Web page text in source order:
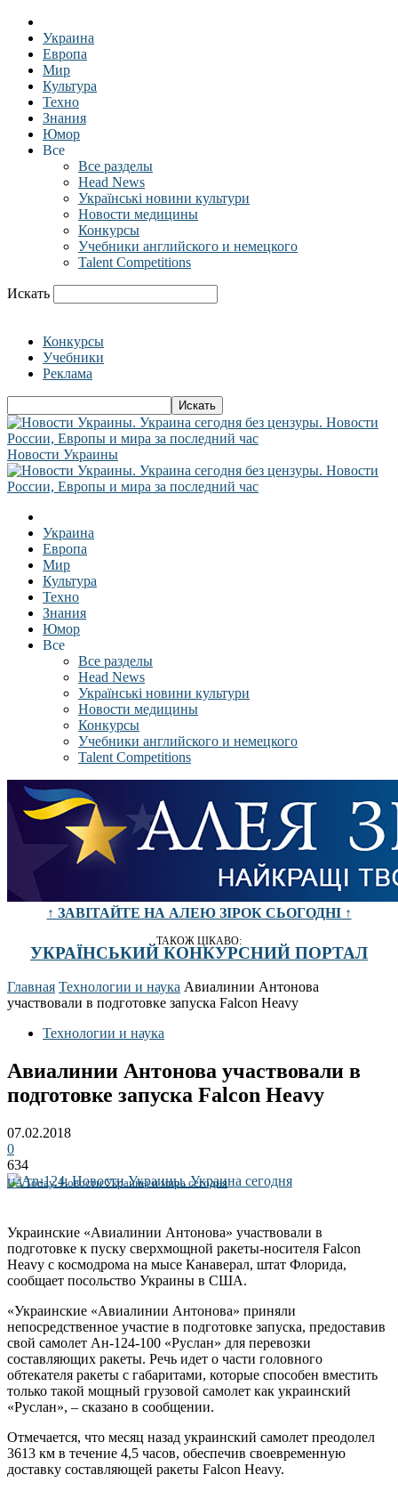
Украина
Европа
Мир
Культура
Техно
Знания
Юмор
Все
Все разделы
Head News
Українські новини культури
Новости медицины
Конкурсы
Учебники английского и немецкого
Talent Competitions
Искать
Конкурсы
Учебники
Реклама
Новости Украины
Украина
Европа
Мир
Культура
Техно
Знания
Юмор
Все
Все разделы
Head News
Українські новини культури
Новости медицины
Конкурсы
Учебники английского и немецкого
Talent Competitions
↑ ЗАВІТАЙТЕ НА АЛЕЮ ЗІРОК СЬОГОДНІ ↑
ТАКОЖ ЦІКАВО:
УКРАЇНСЬКИЙ КОНКУРСНИЙ ПОРТАЛ
Главная Технологии и наука Авиалинии Антонова
участвовали в подготовке запуска Falcon Heavy
Технологии и наука
Авиалинии Антонова участвовали в
подготовке запуска Falcon Heavy
07.02.2018
0
634
UA Today. Новости Украины и мира сегодня
Украинские «Авиалинии Антонова» участвовали в
подготовке к пуску сверхмощной ракеты-носителя Falcon
Heavy с космодрома на мысе Канаверал, штат Флорида,
сообщает посольство Украины в США.
«Украинские «Авиалинии Антонова» приняли
непосредственное участие в подготовке запуска, предоставив
свой самолет Ан-124-100 «Руслан» для перевозки
составляющих ракеты. Речь идет о части головного
обтекателя ракеты с габаритами, которые способен вместить
только такой мощный грузовой самолет как украинский
«Руслан», – сказано в сообщении.
Отмечается, что месяц назад украинский самолет преодолел
3613 км в течение 4,5 часов, обеспечив своевременную
доставку составляющей ракеты Falcon Heavy.